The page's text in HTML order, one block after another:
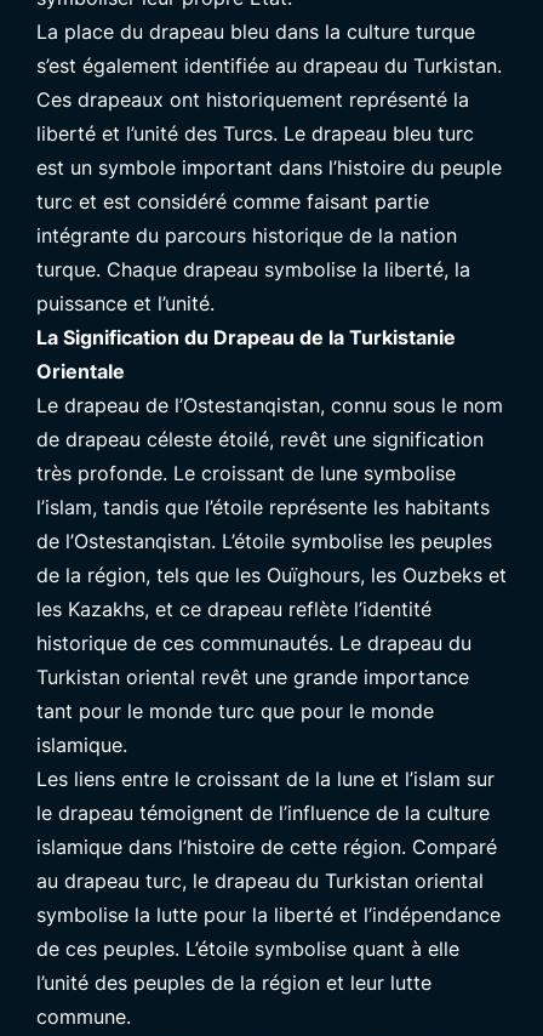
La place du drapeau bleu dans la culture turque
s’est également identifiée au drapeau du Turkistan.
Ces drapeaux ont historiquement représenté la
liberté et l’unité des Turcs. Le drapeau bleu turc
est un symbole important dans l’histoire du peuple
turc et est considéré comme faisant partie
intégrante du parcours historique de la nation
turque. Chaque drapeau symbolise la liberté, la
puissance et l’unité.
La Signification du Drapeau de la Turkistanie
Orientale
Le drapeau de l’Ostestanqistan, connu sous le nom
de drapeau céleste étoilé, revêt une signification
très profonde. Le croissant de lune symbolise
l’islam, tandis que l’étoile représente les habitants
de l’Ostestanqistan. L’étoile symbolise les peuples
de la région, tels que les Ouïghours, les Ouzbeks et
les Kazakhs, et ce drapeau reflète l’identité
historique de ces communautés. Le drapeau du
Turkistan oriental revêt une grande importance
tant pour le monde turc que pour le monde
islamique.
Les liens entre le croissant de la lune et l’islam sur
le drapeau témoignent de l’influence de la culture
islamique dans l’histoire de cette région. Comparé
au drapeau turc, le drapeau du Turkistan oriental
symbolise la lutte pour la liberté et l’indépendance
de ces peuples. L’étoile symbolise quant à elle
l’unité des peuples de la région et leur lutte
commune.